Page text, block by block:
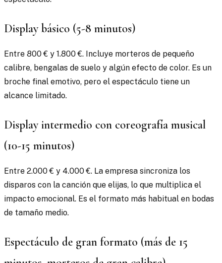
Display básico (5-8 minutos)
Entre 800 € y 1.800 €. Incluye morteros de pequeño
calibre, bengalas de suelo y algún efecto de color. Es un
broche final emotivo, pero el espectáculo tiene un
alcance limitado.
Display intermedio con coreografía musical
(10-15 minutos)
Entre 2.000 € y 4.000 €. La empresa sincroniza los
disparos con la canción que elijas, lo que multiplica el
impacto emocional. Es el formato más habitual en bodas
de tamaño medio.
Espectáculo de gran formato (más de 15